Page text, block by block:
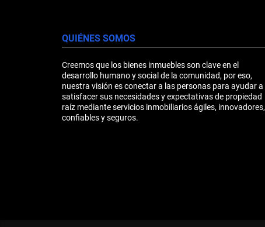
QUIÉNES SOMOS
Creemos que los bienes inmuebles son clave en el
desarrollo humano y social de la comunidad, por eso,
nuestra visión es conectar a las personas para ayudar a
satisfacer sus necesidades y expectativas de propiedad
raíz mediante servicios inmobiliarios ágiles, innovadores,
confiables y seguros.